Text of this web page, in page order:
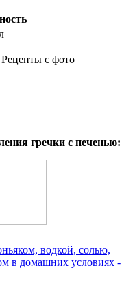
гречки с печенью:
водкой, солью,
в домашних условиях -